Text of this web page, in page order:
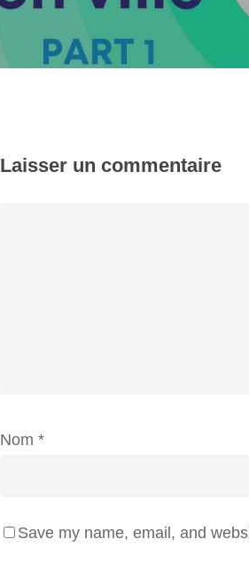
Laisser un commentaire
Nom *
Save my name, email, and